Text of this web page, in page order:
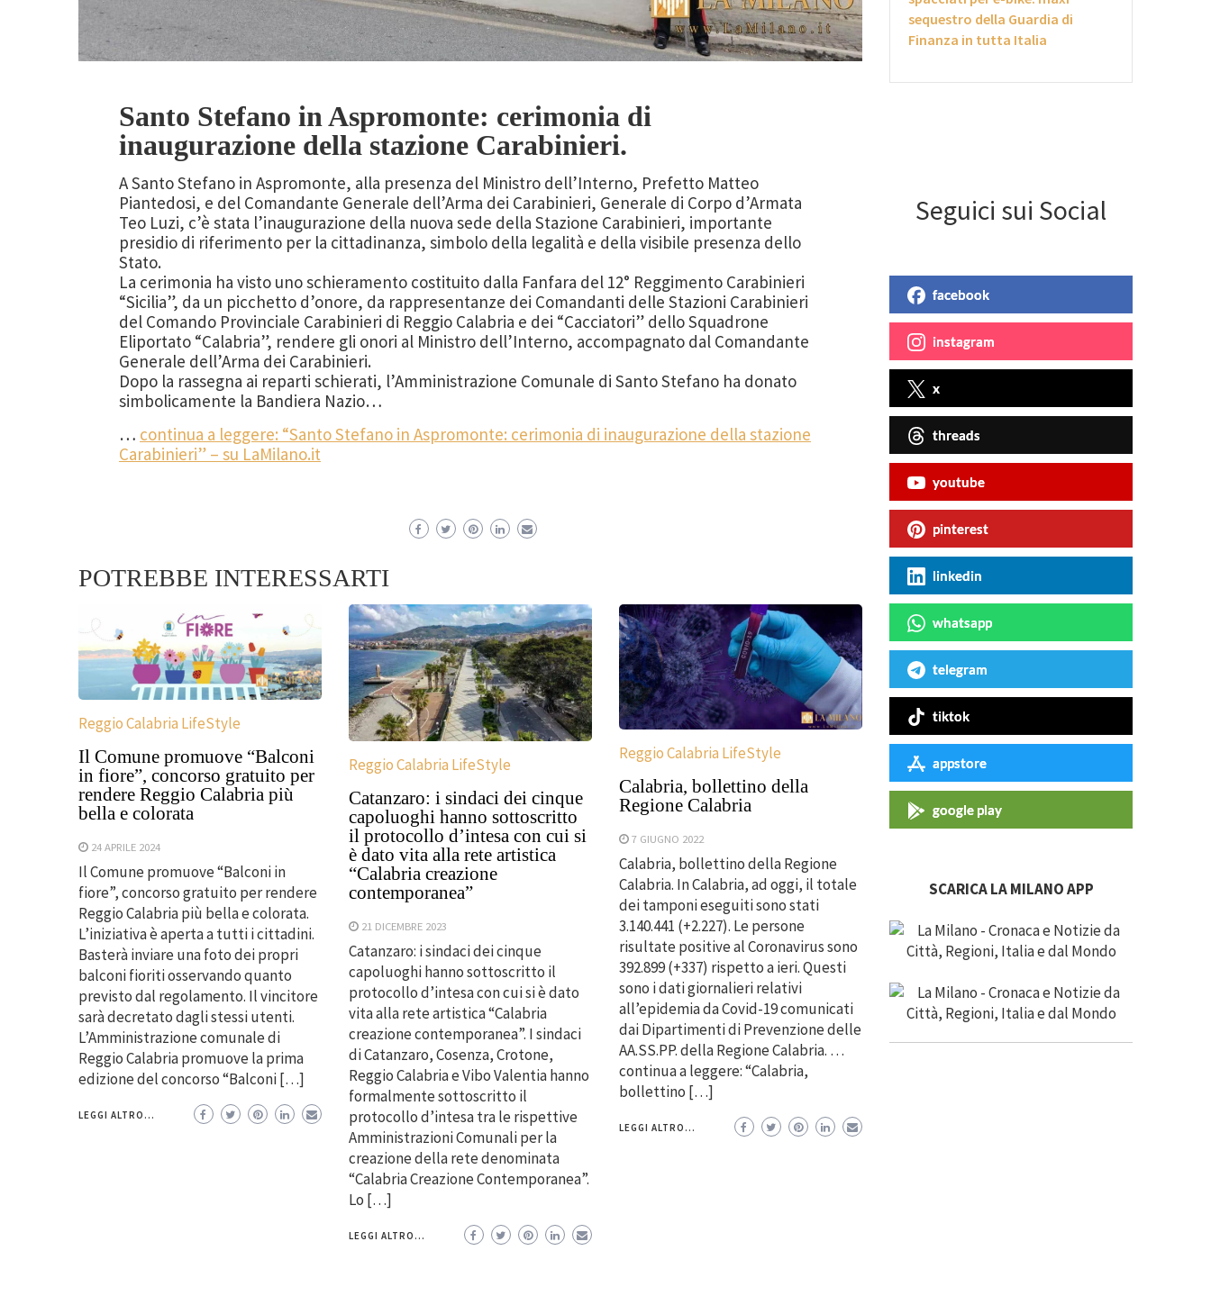
Santo Stefano in Aspromonte: cerimonia di
inaugurazione della stazione Carabinieri.
A Santo Stefano in Aspromonte, alla presenza del Ministro dell’Interno, Prefetto Matteo
Piantedosi, e del Comandante Generale dell’Arma dei Carabinieri, Generale di Corpo d’Armata
Teo Luzi, c’è stata l’inaugurazione della nuova sede della Stazione Carabinieri, importante
presidio di riferimento per la cittadinanza, simbolo della legalità e della visibile presenza dello
Stato.
La cerimonia ha visto uno schieramento costituito dalla Fanfara del 12° Reggimento Carabinieri
“Sicilia”, da un picchetto d’onore, da rappresentanze dei Comandanti delle Stazioni Carabinieri
del Comando Provinciale Carabinieri di Reggio Calabria e dei “Cacciatori” dello Squadrone
Eliportato “Calabria”, rendere gli onori al Ministro dell’Interno, accompagnato dal Comandante
Generale dell’Arma dei Carabinieri.
Dopo la rassegna ai reparti schierati, l’Amministrazione Comunale di Santo Stefano ha donato
simbolicamente la Bandiera Nazio…
… continua a leggere: “Santo Stefano in Aspromonte: cerimonia di inaugurazione della stazione
Carabinieri” – su LaMilano.it
POTREBBE INTERESSARTI
Reggio Calabria LifeStyle
Il Comune promuove “Balconi
in fiore”, concorso gratuito per
rendere Reggio Calabria più
bella e colorata
24 APRILE 2024
Il Comune promuove “Balconi in
fiore”, concorso gratuito per rendere
Reggio Calabria più bella e colorata.
L’iniziativa è aperta a tutti i cittadini.
Basterà inviare una foto dei propri
balconi fioriti osservando quanto
previsto dal regolamento. Il vincitore
sarà decretato dagli stessi utenti.
L’Amministrazione comunale di
Reggio Calabria promuove la prima
edizione del concorso “Balconi […]
LEGGI ALTRO...
Reggio Calabria LifeStyle
Catanzaro: i sindaci dei cinque
capoluoghi hanno sottoscritto
il protocollo d’intesa con cui si
è dato vita alla rete artistica
“Calabria creazione
contemporanea”
21 DICEMBRE 2023
Catanzaro: i sindaci dei cinque
capoluoghi hanno sottoscritto il
protocollo d’intesa con cui si è dato
vita alla rete artistica “Calabria
creazione contemporanea”. I sindaci
di Catanzaro, Cosenza, Crotone,
Reggio Calabria e Vibo Valentia hanno
formalmente sottoscritto il
protocollo d’intesa tra le rispettive
Amministrazioni Comunali per la
creazione della rete denominata
“Calabria Creazione Contemporanea”.
Lo […]
LEGGI ALTRO...
Reggio Calabria LifeStyle
Calabria, bollettino della
Regione Calabria
7 GIUGNO 2022
Calabria, bollettino della Regione
Calabria. In Calabria, ad oggi, il totale
dei tamponi eseguiti sono stati
3.140.441 (+2.227). Le persone
risultate positive al Coronavirus sono
392.899 (+337) rispetto a ieri. Questi
sono i dati giornalieri relativi
all’epidemia da Covid-19 comunicati
dai Dipartimenti di Prevenzione delle
AA.SS.PP. della Regione Calabria. …
continua a leggere: “Calabria,
bollettino […]
LEGGI ALTRO...
sequestro della Guardia di
Finanza in tutta Italia
Seguici sui Social
facebook
instagram
x
threads
youtube
pinterest
linkedin
whatsapp
telegram
tiktok
appstore
google play
SCARICA LA MILANO APP